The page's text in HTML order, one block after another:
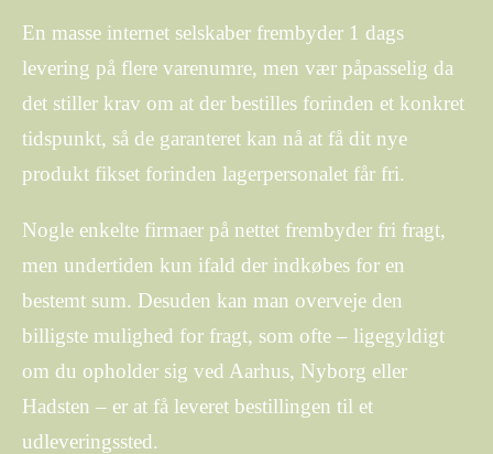
En masse internet selskaber frembyder 1 dags
levering på flere varenumre, men vær påpasselig da
det stiller krav om at der bestilles forinden et konkret
tidspunkt, så de garanteret kan nå at få dit nye
produkt fikset forinden lagerpersonalet får fri.
Nogle enkelte firmaer på nettet frembyder fri fragt,
men undertiden kun ifald der indkøbes for en
bestemt sum. Desuden kan man overveje den
billigste mulighed for fragt, som ofte – ligegyldigt
om du opholder sig ved Aarhus, Nyborg eller
Hadsten – er at få leveret bestillingen til et
udleveringssted.